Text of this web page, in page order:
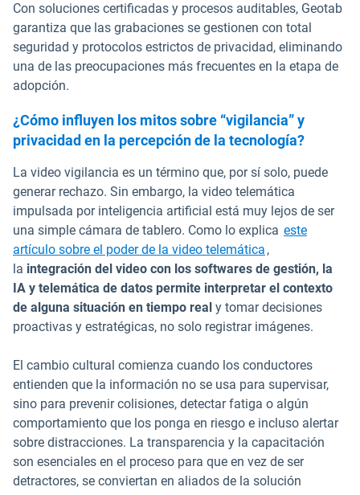
Con soluciones certificadas y procesos auditables, Geotab
garantiza que las grabaciones se gestionen con total
seguridad y protocolos estrictos de privacidad, eliminando
una de las preocupaciones más frecuentes en la etapa de
adopción.
¿Cómo influyen los mitos sobre “vigilancia” y
privacidad en la percepción de la tecnología?
La video vigilancia es un término que, por sí solo, puede
generar rechazo. Sin embargo, la video telemática
impulsada por inteligencia artificial está muy lejos de ser
una simple cámara de tablero. Como lo explica este
artículo sobre el poder de la video telemática ,
la integración del video con los softwares de gestión, la
IA y telemática de datos permite interpretar el contexto
de alguna situación en tiempo real y tomar decisiones
proactivas y estratégicas, no solo registrar imágenes.
El cambio cultural comienza cuando los conductores
entienden que la información no se usa para supervisar,
sino para prevenir colisiones, detectar fatiga o algún
comportamiento que los ponga en riesgo e incluso alertar
sobre distracciones. La transparencia y la capacitación
son esenciales en el proceso para que en vez de ser
detractores, se conviertan en aliados de la solución